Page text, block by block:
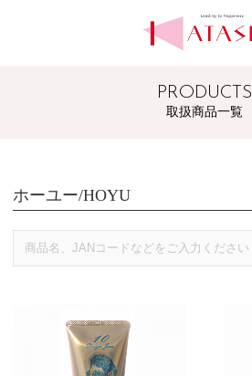
PRODUCTS
取扱商品一覧
ホーユー/HOYU